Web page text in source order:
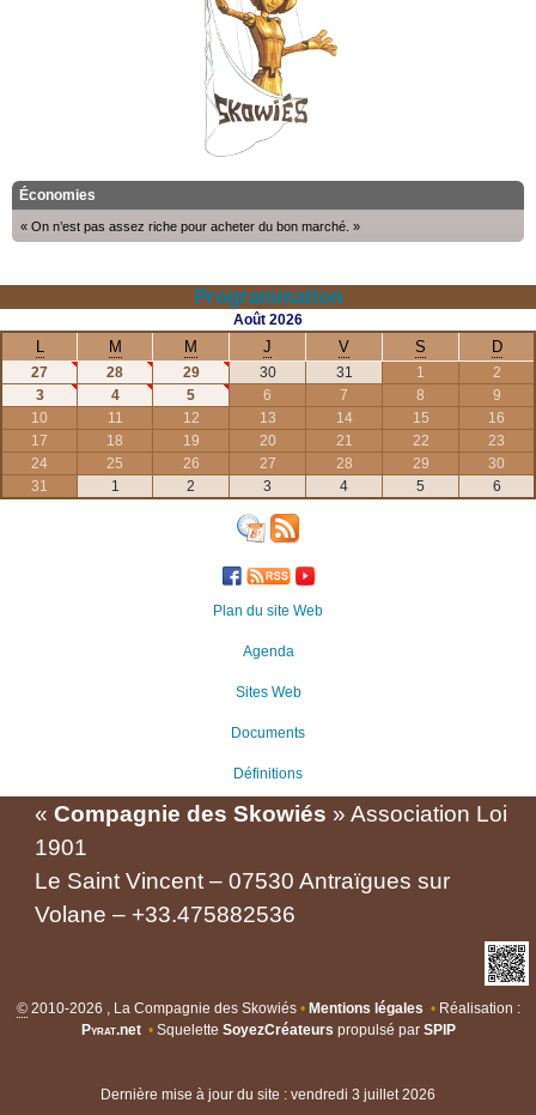
Économies
« On n’est pas assez riche pour acheter du bon marché. »
Programmation
Août 2026
L M M J V S D
27 28 29 30 31 1
2
3
4 5 6 7 8
9
10
11 12 13 14 15
16
17
18 19 20 21 22
23
24
25 26 27 28 29
30
31
1 2 3 4 5 6
Plan du site Web
Agenda
Sites Web
Documents
Définitions
« Compagnie des Skowiés » Association Loi
1901
Le Saint Vincent – 07530 Antraïgues sur
Volane – +33.475882536
©2010-2026 , La Compagnie des Skowiés • Mentions légales • Réalisation :
Pyrat.net •Squelette SoyezCréateurs propulsé par SPIP
Dernière mise à jour du site : vendredi 3 juillet 2026